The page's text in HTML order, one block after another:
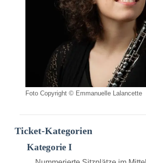
Foto Copyright © Emmanuelle Lalancette
Ticket-Kategorien
Kategorie I